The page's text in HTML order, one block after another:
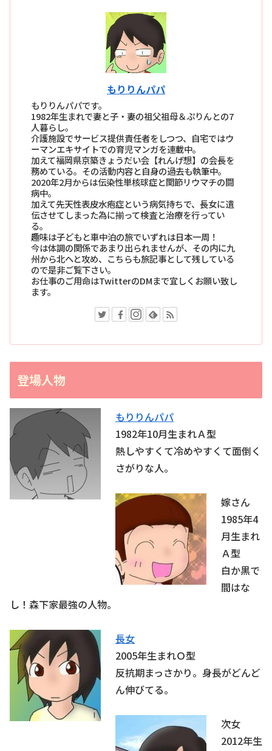
もりりんパパ
もりりんパパです。
1982年生まれで妻と子・妻の祖父祖母＆ぷりんとの7
人暮らし。
介護施設でサービス提供責任者をしつつ、自宅ではウ
ーマンエキサイトでの育児マンガを連載中。
加えて福岡県京築きょうだい会【れんげ想】の会長を
務めている。その活動内容と自身の過去も執筆中。
2020年2月からは伝染性単核球症と関節リウマチの闘
病中。
加えて先天性表皮水疱症という病気持ちで、長女に遺
伝させてしまった為に揃って検査と治療を行ってい
る。
趣味は子どもと車中泊の旅でいずれは日本一周！
今は体調の関係であまり出られませんが、その内に九
州から北へと攻め、こちらも旅記事として残している
ので是非ご覧下さい。
お仕事のご用命はTwitterのDMまで宜しくお願い致し
ます。
登場人物
もりりんパパ
1982年10月生まれＡ型
熱しやすくて冷めやすくて面倒く
さがりな人。
嫁さん
1985年4
月生まれ
Ａ型
白か黒で
間はな
し！森下家最強の人物。
長女
2005年生まれＯ型
反抗期まっさかり。身長がどんど
ん伸びてる。
次女
2012年生